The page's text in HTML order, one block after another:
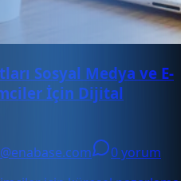
Sosyal Medya ve E-
İçin Dijital
0 yorum